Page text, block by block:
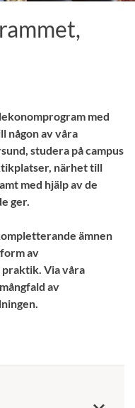
med
någon av våra
studera på campus
närhet till
med hjälp av de
ger.
ämnen
av
praktik. Via våra
av